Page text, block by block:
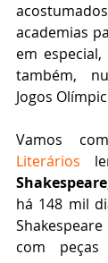
academias
em
também,
Jogos
Vamos
Literários
Shakespeare
há 148 mil
com